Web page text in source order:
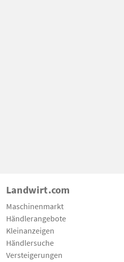
Landwirt.com
Maschinenmarkt
Händlerangebote
Kleinanzeigen
Händlersuche
Versteigerungen